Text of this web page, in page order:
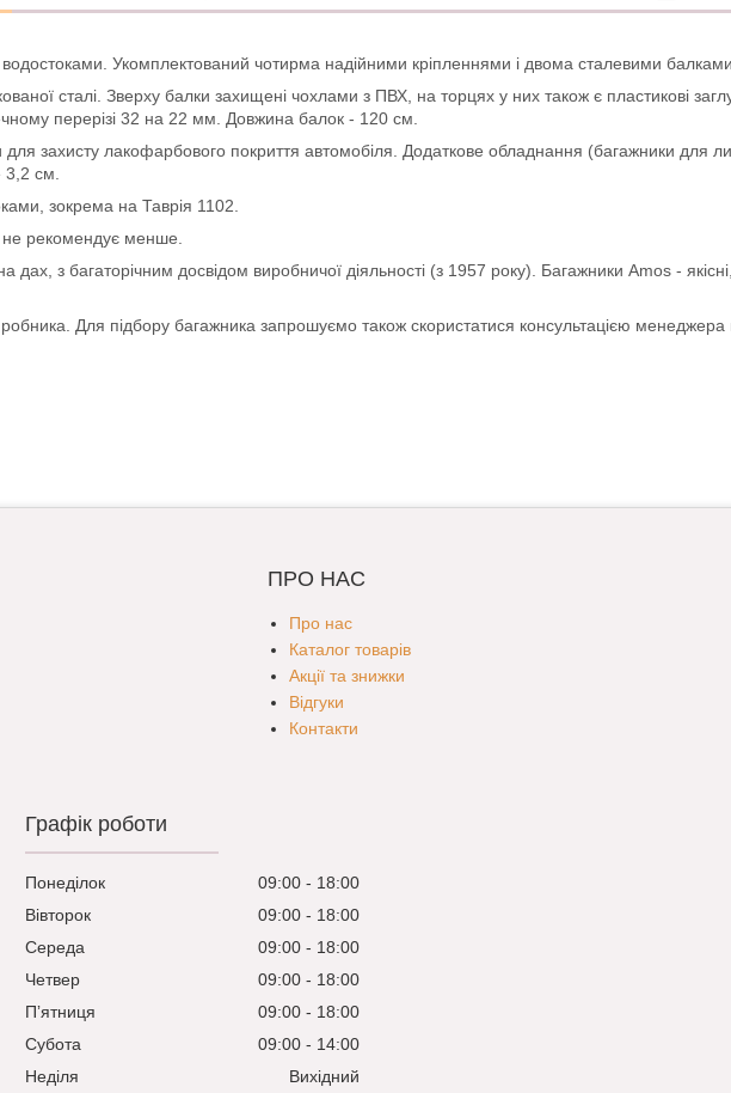
Укомплектований чотирма надійними кріпленнями і двома сталевими балками
сталі. Зверху балки захищені чохлами з ПВХ, на торцях у них також є пластикові
перерізі 32 на 22 мм. Довжина балок - 120 см.
захисту лакофарбового покриття автомобіля. Додаткове обладнання (багажники для
см.
зокрема на Таврія 1102.
не рекомендує менше.
з багаторічним досвідом виробничої діяльності (з 1957 року). Багажники Amos - якісні,
Для підбору багажника запрошуємо також скористатися консультацією менеджера
ПРО НАС
Про нас
Каталог товарів
Акції та знижки
Відгуки
Контакти
Графік роботи
Понеділок 09:00
18:00
Вівторок
09:00
18:00
Середа
09:00
18:00
Четвер
09:00
18:00
Пʼятниця
09:00
18:00
Субота
09:00
14:00
Неділя
Вихідний